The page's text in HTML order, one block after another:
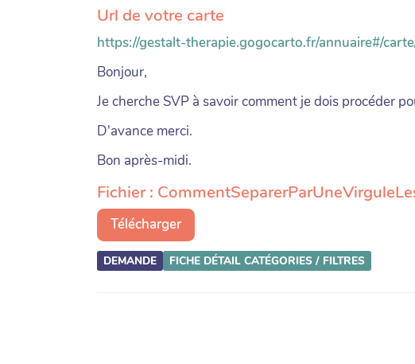
Url de votre carte
https://gestalt-therapie.gogocarto.fr/annuaire#/
Bonjour,
Je cherche SVP à savoir comment je dois procéder
D'avance merci.
Bon après-midi.
Fichier :
Télécharger
DEMANDE FICHE DÉTAIL CATÉGORIES / FILTRES